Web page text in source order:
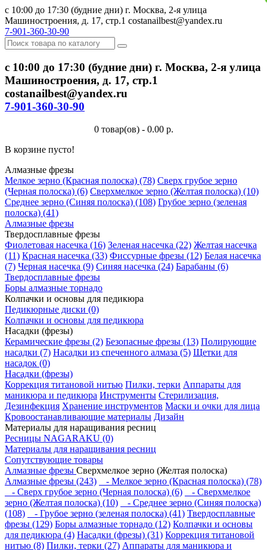
с 10:00 до 17:30 (будние дни) г. Москва, 2-я улица
Машиностроения, д. 17, стр.1 costanailbest@yandex.ru
7-901-360-30-90
с 10:00 до 17:30 (будние дни) г. Москва, 2-я улица
Машиностроения, д. 17, стр.1
costanailbest@yandex.ru
7-901-360-30-90
0 товар(ов) - 0.00 р.
В корзине пусто!
Алмазные фрезы
Мелкое зерно (Красная полоска) (78) Сверх грубое зерно
(Черная полоска) (6) Сверхмелкое зерно (Желтая полоска) (10)
Среднее зерно (Синяя полоска) (108) Грубое зерно (зеленая
полоска) (41)
Алмазные фрезы
Твердосплавные фрезы
Фиолетовая насечка (16) Зеленая насечка (22) Желтая насечка
(11) Красная насечка (33) Фиссурные фрезы (12) Белая насечка
(7) Черная насечка (9) Синяя насечка (24) Барабаны (6)
Твердосплавные фрезы
Боры алмазные торнадо
Колпачки и основы для педикюра
Педикюрные диски (0)
Колпачки и основы для педикюра
Насадки (фрезы)
Керамические фрезы (2) Безопасные фрезы (13) Полирующие
насадки (7) Насадки из спеченного алмаза (5) Щетки для
насадок (0)
Насадки (фрезы)
Коррекция титановой нитью Пилки, терки Аппараты для
маникюра и педикюра Инструменты Стерилизация,
Дезинфекция Хранение инструментов Маски и очки для лица
Кровоостанавливающие материалы Дизайн
Материалы для наращивания ресниц
Ресницы NAGARAKU (0)
Материалы для наращивания ресниц
Сопутствующие товары
Алмазные фрезы Сверхмелкое зерно (Желтая полоска)
Алмазные фрезы (243)
- Мелкое зерно (Красная полоска) (78)
- Сверх грубое зерно (Черная полоска) (6)
- Сверхмелкое
зерно (Желтая полоска) (10)
- Среднее зерно (Синяя полоска)
(108)
- Грубое зерно (зеленая полоска) (41) Твердосплавные
фрезы (129) Боры алмазные торнадо (12) Колпачки и основы
для педикюра (4) Насадки (фрезы) (31) Коррекция титановой
нитью (8) Пилки, терки (27) Аппараты для маникюра и